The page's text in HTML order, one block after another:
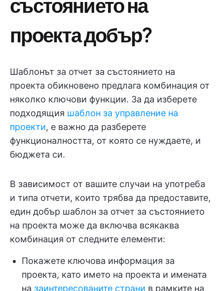
проекта добър?
Шаблонът за отчет за състоянието на
проекта обикновено предлага комбинация от
няколко ключови функции. За да изберете
подходящия шаблон за управление на
проекти, е важно да разберете
функционалността, от която се нуждаете, и
бюджета си.
В зависимост от вашите случаи на употреба
и типа отчети, които трябва да предоставите,
един добър шаблон за отчет за състоянието
на проекта може да включва всякаква
комбинация от следните елементи:
Покажете ключова информация за
проекта, като името на проекта и имената
на заинтересованите страни в рамките на